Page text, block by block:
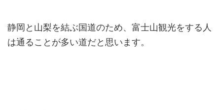
静岡と山梨を結ぶ国道のため、富士山観光をする人
は通ることが多い道だと思います。